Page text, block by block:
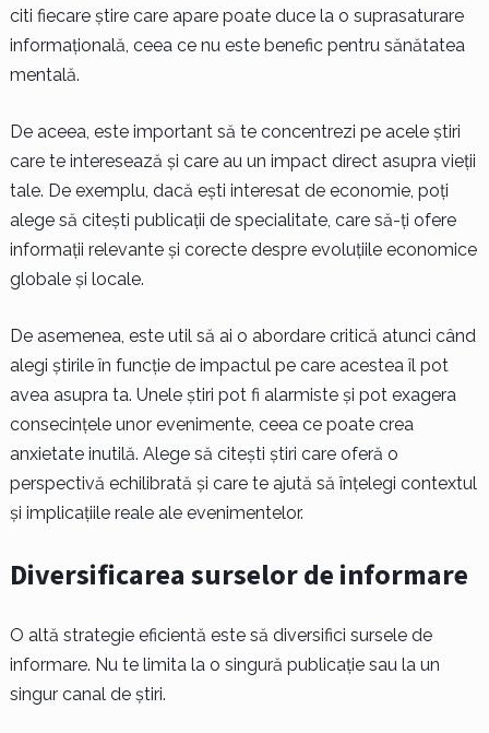
citi fiecare știre care apare poate duce la o suprasaturare
informațională, ceea ce nu este benefic pentru sănătatea
mentală.
De aceea, este important să te concentrezi pe acele știri
care te interesează și care au un impact direct asupra vieții
tale. De exemplu, dacă ești interesat de economie, poți
alege să citești publicații de specialitate, care să-ți ofere
informații relevante și corecte despre evoluțiile economice
globale și locale.
De asemenea, este util să ai o abordare critică atunci când
alegi știrile în funcție de impactul pe care acestea îl pot
avea asupra ta. Unele știri pot fi alarmiste și pot exagera
consecințele unor evenimente, ceea ce poate crea
anxietate inutilă. Alege să citești știri care oferă o
perspectivă echilibrată și care te ajută să înțelegi contextul
și implicațiile reale ale evenimentelor.
Diversificarea surselor de informare
O altă strategie eficientă este să diversifici sursele de
informare. Nu te limita la o singură publicație sau la un
singur canal de știri.